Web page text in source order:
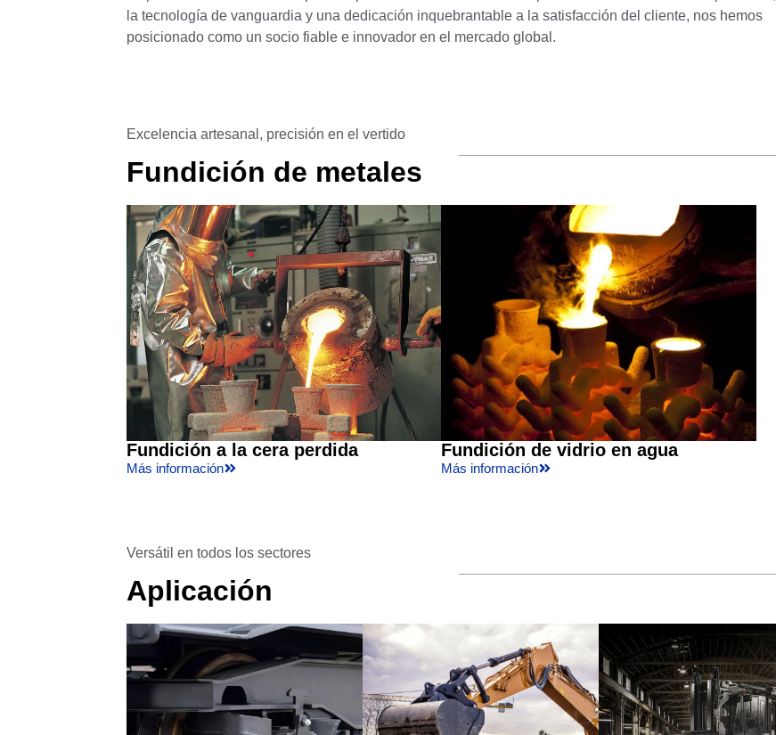
la tecnología de vanguardia y una dedicación inquebrantable a la satisfacción del cliente, nos hemos
posicionado como un socio fiable e innovador en el mercado global.
Excelencia artesanal, precisión en el vertido
Fundición de metales
Fundición a la cera perdida
Más información
Fundición de vidrio en agua
Más información
Versátil en todos los sectores
Aplicación